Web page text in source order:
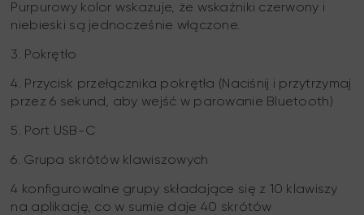
Purpurowy kolor wskazuje, że wskaźniki czerwony i
niebieski są jednocześnie włączone.
3. Pokrętło
4. Przycisk przełącznika pokrętła (Naciśnij i przytrzymaj
przez 6 sekund, aby wejść w parowanie Bluetooth)
5. Port USB-C
6. Grupa skrótów klawiszowych
4 konfigurowalne grupy składające się z 10 klawiszy
na aplikację, co w sumie daje 40 skrótów